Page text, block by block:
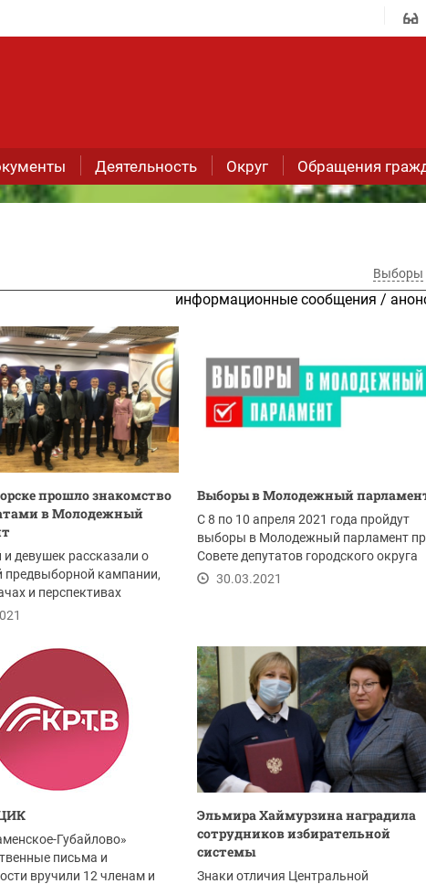
Деятельность Округ Обращения
Выборы
информационные сообщения /
прошло знакомство
в Молодежный
девушек рассказали о
предвыборной кампании,
и перспективах
в...
Выборы в Молодежный
С 8 по 10 апреля 2021 года пройдут
выборы в Молодежный парламент
Совете депутатов городского округа
Красногорск.
30.03.2021
Губайлово»
письма и
вручили 12 членам и
Эльмира Хаймурзина наградила
сотрудников избирательной
системы
Знаки отличия Центральной